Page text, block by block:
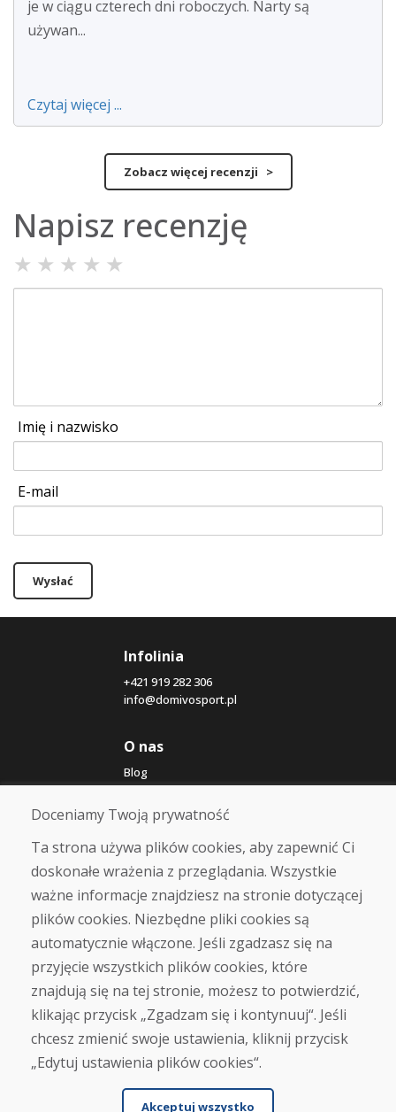
je w ciągu czterech dni roboczych. Narty są
używan...
Czytaj więcej ...
Zobacz więcej recenzji >
Napisz recenzję
★ ★ ★ ★ ★
Imię i nazwisko
E-mail
Wysłać
Infolinia
+421 919 282 306
info@domivosport.pl
O nas
Blog
O nas
Sklep
Kontakt
Zakup
Sklep internetowy
Warunki handlowe
Transport
Zapłata
Skarga
Zwrot i wymiana towaru
Ochrona danych osobowych
Cookies
Doceniamy Twoją prywatność
Ta strona używa plików cookies, aby zapewnić Ci
doskonałe wrażenia z przeglądania. Wszystkie
ważne informacje znajdziesz na stronie dotyczącej
plików cookies. Niezbędne pliki cookies są
automatycznie włączone. Jeśli zgadzasz się na
przyjęcie wszystkich plików cookies, które
znajdują się na tej stronie, możesz to potwierdzić,
klikając przycisk „Zgadzam się i kontynuuj“. Jeśli
chcesz zmienić swoje ustawienia, kliknij przycisk
„Edytuj ustawienia plików cookies“.
Akceptuj wszystko